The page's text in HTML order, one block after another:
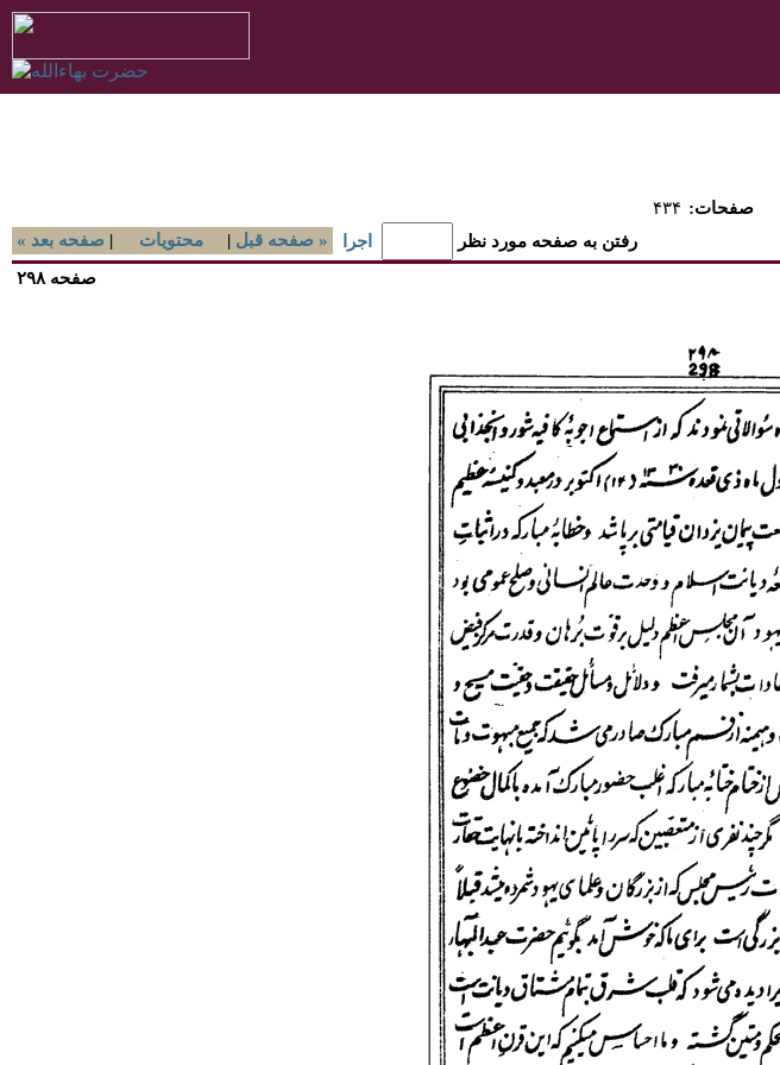
۴۳۴ :صفحات
« صفحه بعد | محتويات | صفحه قبل » رفتن به صفحه مورد نظر
اجرا